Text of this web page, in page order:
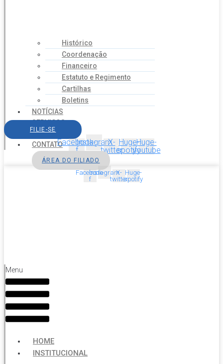
Histórico
Coordenação
Financeiro
Estatuto e Regimento
Cartilhas
Boletins
NOTÍCIAS
SERVIÇOS
AGENDA
CONTATO
FILIE-SE
Facebook-
f
InstagramX-
twitter
Huge-
spotify
Huge-
youtube
ÁREA DO FILIADO
Facebook-
f
InstagramX-
twitter
Huge-
spotify
Menu
HOME
INSTITUCIONAL